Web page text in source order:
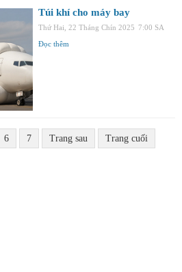
Túi khí cho máy bay
Thứ Hai, 22 Tháng Chín 2025 7:00 SA
Đọc thêm
6 7 Trang sau Trang cuối